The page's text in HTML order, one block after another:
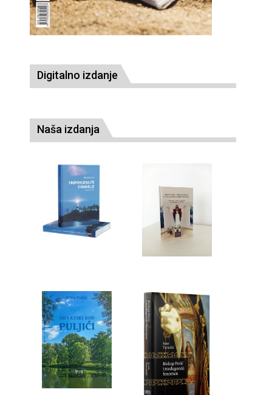
Digitalno izdanje
Naša izdanja